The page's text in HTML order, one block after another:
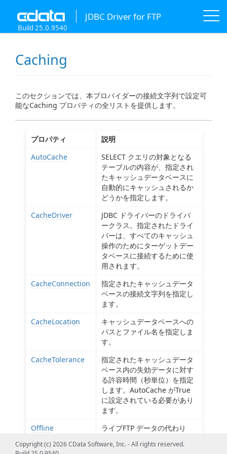
JDBC Driver for FTP
Build 25.0.9540
Caching
このセクションでは、本プロバイダーの接続文字列で設定可
能なCaching プロパティの全リストを提供します。
プロパティ
説明
AutoCache
SELECT クエリの対象となる
テーブルの内容が、指定され
たキャッシュデータベースに
自動的にキャッシュされるか
どうかを指定します。
CacheDriver
JDBC ドライバーのドライバ
ークラス。指定されたドライ
バーは、すべてのキャッシュ
操作のためにターゲットデー
タベースに接続するために使
用されます。
CacheConnection
指定されたキャッシュデータ
ベースの接続文字列を指定し
ます。
CacheLocation
キャッシュデータベースへの
パスとファイル名を指定しま
す。
CacheTolerance
指定されたキャッシュデータ
ベース内の失効データに対す
る許容時間（秒単位）を指定
します。AutoCache がTrue
に設定されている必要があり
ます。
Offline
ライブFTP データの代わり
ータベースからデータを取得
Copyright (c) 2026 CData Software, Inc. - All rights reserved.